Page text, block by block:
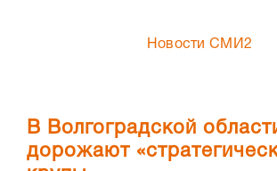
Новости СМИ2
В Волгоградской
дорожают